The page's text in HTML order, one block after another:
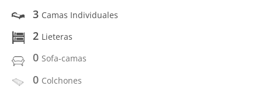
3 Camas Individuales
2 Lieteras
0 Sofa-camas
0 Colchones